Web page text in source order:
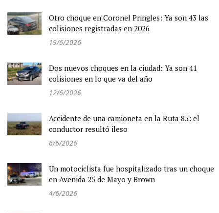
Otro choque en Coronel Pringles: Ya son 43 las
colisiones registradas en 2026
19/6/2026
Dos nuevos choques en la ciudad: Ya son 41
colisiones en lo que va del año
12/6/2026
Accidente de una camioneta en la Ruta 85: el
conductor resultó ileso
6/6/2026
Un motociclista fue hospitalizado tras un choque
en Avenida 25 de Mayo y Brown
4/6/2026